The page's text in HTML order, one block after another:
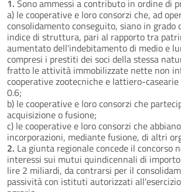
1. Sono ammessi a contributo in ordine di
a) le cooperative e loro consorzi che, ad
consolidamento conseguito, siano in grado
indice di struttura, pari al rapporto tra
aumentato dell'indebitamento di medio e
compresi i prestiti dei soci della stessa
fratto le attività immobilizzate nette non
cooperative zootecniche e lattiero-
0.6;
b) le cooperative e loro consorzi che
acquisizione o fusione;
c) le cooperative e loro consorzi che
incorporazioni, mediante fusione, di altri
2. La giunta regionale concede il concorso
interessi sui mutui quindicennali di
lire 2 miliardi, da contrarsi per il
passività con istituti autorizzati